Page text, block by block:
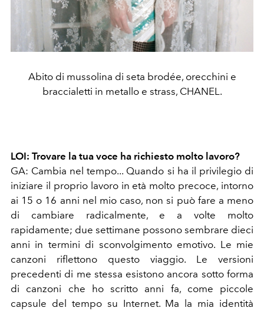
Abito di mussolina di seta brodée, orecchini e
braccialetti in metallo e strass, CHANEL.
LOI: Trovare la tua voce ha richiesto molto lavoro?
GA: Cambia nel tempo... Quando si ha il privilegio di
iniziare il proprio lavoro in età molto precoce, intorno
ai 15 o 16 anni nel mio caso, non si può fare a meno
di cambiare radicalmente, e a volte molto
rapidamente; due settimane possono sembrare dieci
anni in termini di sconvolgimento emotivo. Le mie
canzoni riflettono questo viaggio. Le versioni
precedenti di me stessa esistono ancora sotto forma
di canzoni che ho scritto anni fa, come piccole
capsule del tempo su Internet. Ma la mia identità